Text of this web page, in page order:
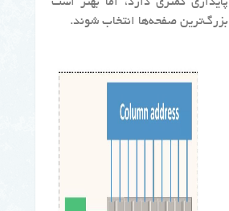
بزرگ‌ترین صفحه‌ها انتخاب شوند.